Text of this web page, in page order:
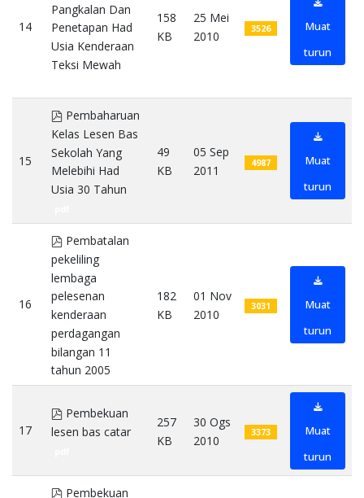
14
Pangkalan Dan
Penetapan Had
Usia Kenderaan
Teksi Mewah
158
KB
25 Mei
2010
3526
Muat
turun
15
pdf
Pembaharuan
Kelas Lesen Bas
Sekolah Yang
Melebihi Had
Usia 30 Tahun
49
KB
05 Sep
2011
4987
Muat
turun
16
pdf
Pembatalan
pekeliling
lembaga
pelesenan
kenderaan
perdagangan
bilangan 11
tahun 2005
182
KB
01 Nov
2010
3031
Muat
turun
17
pdf
Pembekuan
lesen bas catar
257
KB
30 Ogs
2010
3373
Muat
turun
pdf
Pembekuan